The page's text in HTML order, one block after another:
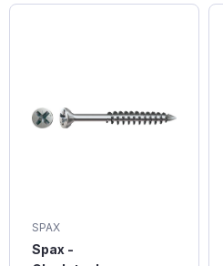
SPAX
Spax -